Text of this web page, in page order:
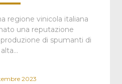
regione vinicola italiana
una reputazione
di spumanti di
alta…
2023